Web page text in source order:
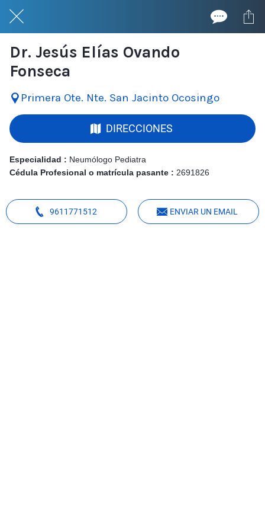
Dr. Jesús Elías Ovando
Fonseca
Primera Ote. Nte. San Jacinto Ocosingo
DIRECCIONES
Especialidad : Neumólogo Pediatra
Cédula Profesional o matrícula pasante : 2691826
9611771512 ENVIAR UN EMAIL